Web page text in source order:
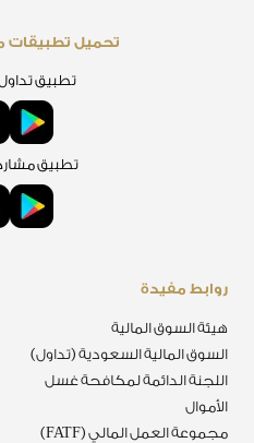
روابط مفيدة
هيئة السوق المالية
السوق المالية السعودية (تداول)
اللجنة الدائمة لمكافحة غسل
الأموال
مجموعة العمل المالي (FATF)
تحميل تطبيقات
تطبيق
تطبيق